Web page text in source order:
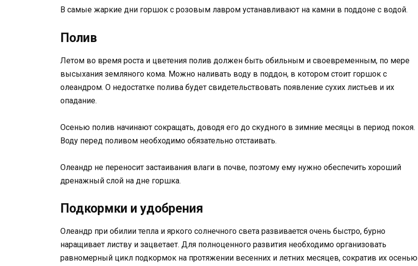
В самые жаркие дни горшок с розовым лавром устанавливают на камни в поддоне с водой.
Полив
Летом во время роста и цветения полив должен быть обильным и своевременным, по мере
высыхания земляного кома. Можно наливать воду в поддон, в котором стоит горшок с
олеандром. О недостатке полива будет свидетельствовать появление сухих листьев и их
опадание.
Осенью полив начинают сокращать, доводя его до скудного в зимние месяцы в период покоя.
Воду перед поливом необходимо обязательно отстаивать.
Олеандр не переносит застаивания влаги в почве, поэтому ему нужно обеспечить хороший
дренажный слой на дне горшка.
Подкормки и удобрения
Олеандр при обилии тепла и яркого солнечного света развивается очень быстро, бурно
наращивает листву и зацветает. Для полноценного развития необходимо организовать
равномерный цикл подкормок на протяжении весенних и летних месяцев, сократив их осенью